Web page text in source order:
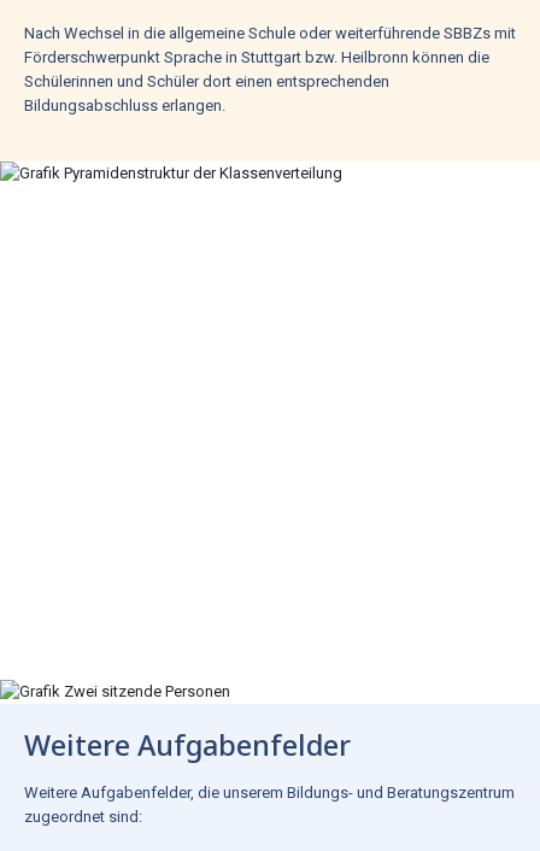
Nach Wechsel in die allgemeine Schule oder weiterführende SBBZs mit
Förderschwerpunkt Sprache in Stuttgart bzw. Heilbronn können die
Schülerinnen und Schüler dort einen entsprechenden
Bildungsabschluss erlangen.
Weitere Aufgabenfelder
Weitere Aufgabenfelder, die unserem Bildungs- und Beratungszentrum
zugeordnet sind: